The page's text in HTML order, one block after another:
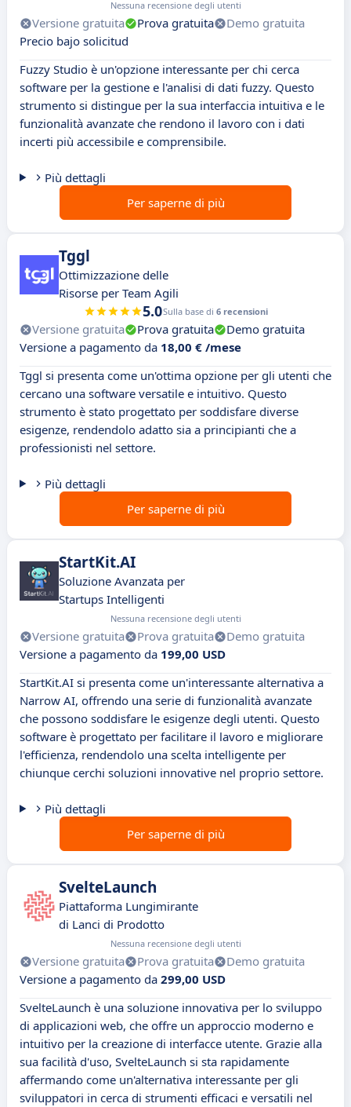
Nessuna recensione degli utenti
Versione gratuita Prova gratuita
Demo gratuita
Precio bajo solicitud
Fuzzy Studio è un'opzione interessante per chi cerca
software per la gestione e l'analisi di dati fuzzy. Questo
strumento si distingue per la sua interfaccia intuitiva e le
funzionalità avanzate che rendono il lavoro con i dati
incerti più accessibile e comprensibile.
Più dettagli
Per saperne di più
Tggl
Ottimizzazione delle
Risorse per Team Agili
5.0Sulla base di 6 recensioni
Versione gratuita Prova gratuita
Demo gratuita
Versione a pagamento da 18,00 € /mese
Tggl si presenta come un'ottima opzione per gli utenti che
cercano una software versatile e intuitivo. Questo
strumento è stato progettato per soddisfare diverse
esigenze, rendendolo adatto sia a principianti che a
professionisti nel settore.
Più dettagli
Per saperne di più
StartKit.AI
Soluzione Avanzata per
Startups Intelligenti
Nessuna recensione degli utenti
Versione gratuita Prova gratuita
Demo gratuita
Versione a pagamento da 199,00 USD
StartKit.AI si presenta come un'interessante alternativa a
Narrow AI, offrendo una serie di funzionalità avanzate
che possono soddisfare le esigenze degli utenti. Questo
software è progettato per facilitare il lavoro e migliorare
l'efficienza, rendendolo una scelta intelligente per
chiunque cerchi soluzioni innovative nel proprio settore.
Più dettagli
Per saperne di più
SvelteLaunch
Piattaforma Lungimirante
di Lanci di Prodotto
Nessuna recensione degli utenti
Versione gratuita Prova gratuita
Demo gratuita
Versione a pagamento da 299,00 USD
SvelteLaunch è una soluzione innovativa per lo sviluppo
di applicazioni web, che offre un approccio moderno e
intuitivo per la creazione di interfacce utente. Grazie alla
sua facilità d'uso, SvelteLaunch si sta rapidamente
affermando come un'alternativa interessante per gli
sviluppatori in cerca di strumenti efficaci e versatili nel